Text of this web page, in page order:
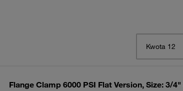
Kwota 12
Flange Clamp 6000 PSI Flat Version, Size: 3/